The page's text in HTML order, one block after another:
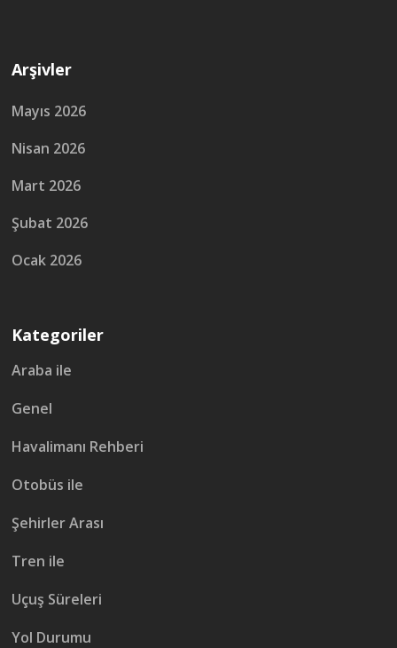
Arşivler
Mayıs 2026
Nisan 2026
Mart 2026
Şubat 2026
Ocak 2026
Kategoriler
Araba ile
Genel
Havalimanı Rehberi
Otobüs ile
Şehirler Arası
Tren ile
Uçuş Süreleri
Yol Durumu